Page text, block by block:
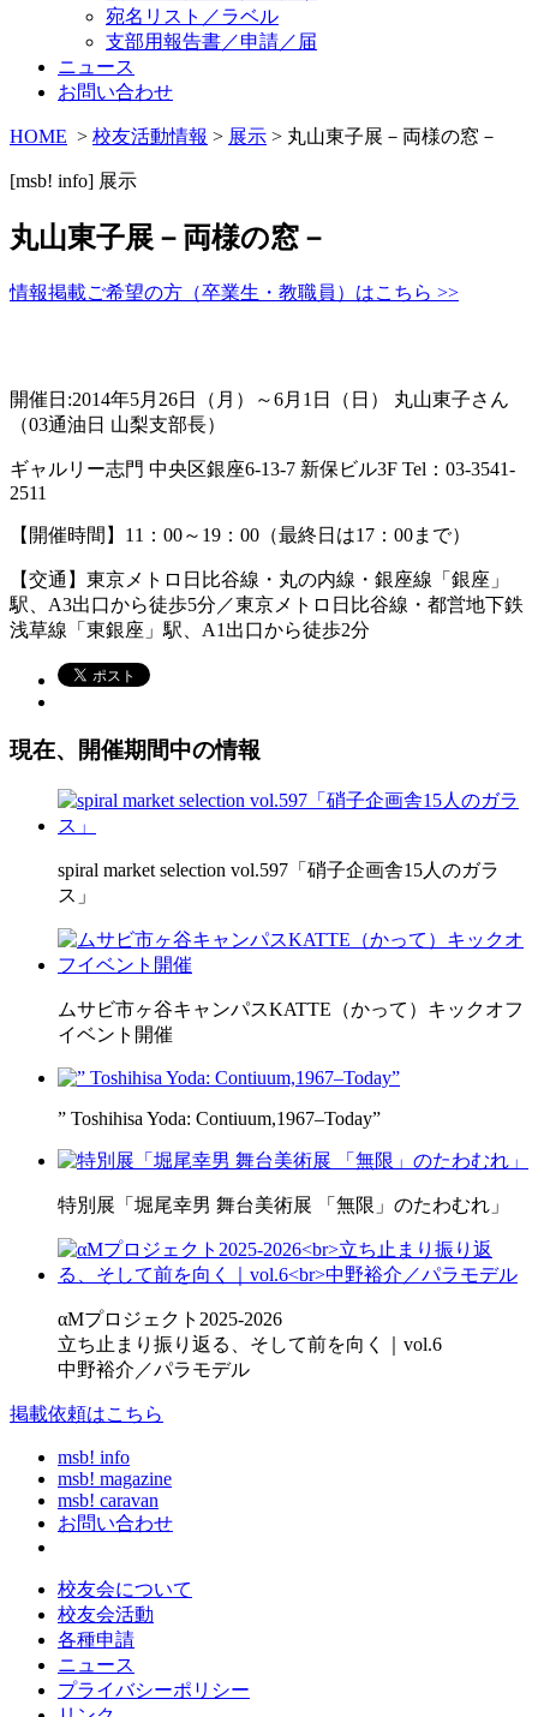
宛名リスト／ラベル
支部用報告書／申請／届
ニュース
お問い合わせ
HOME > 校友活動情報 > 展示 > 丸山東子展－両様の窓－
[msb! info] 展示
丸山東子展－両様の窓－
情報掲載ご希望の方（卒業生・教職員）はこちら >>
開催日:2014年5月26日（月）～6月1日（日） 丸山東子さん
（03通油日 山梨支部長）
ギャルリー志門 中央区銀座6-13-7 新保ビル3F Tel：03-3541-
2511
【開催時間】11：00～19：00（最終日は17：00まで）
【交通】東京メトロ日比谷線・丸の内線・銀座線「銀座」
駅、A3出口から徒歩5分／東京メトロ日比谷線・都営地下鉄
浅草線「東銀座」駅、A1出口から徒歩2分
現在、開催期間中の情報
spiral market selection vol.597「硝子企画舎15人のガラ
ス」
ムサビ市ヶ谷キャンパスKATTE（かって）キックオフ
イベント開催
” Toshihisa Yoda: Contiuum,1967–Today”
特別展「堀尾幸男 舞台美術展 「無限」のたわむれ」
αMプロジェクト2025-2026
立ち止まり振り返る、そして前を向く｜vol.6
中野裕介／パラモデル
掲載依頼はこちら
msb! info
msb! magazine
msb! caravan
お問い合わせ
校友会について
校友会活動
各種申請
ニュース
プライバシーポリシー